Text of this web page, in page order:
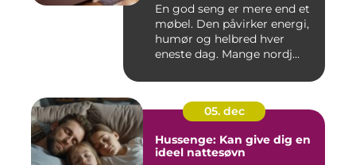
En god seng er mere end et
møbel. Den påvirker energi,
humør og helbred hver
eneste dag. Mange nordj...
05. dec
Hussenge: Kan give dig en
ideel nattesøvn